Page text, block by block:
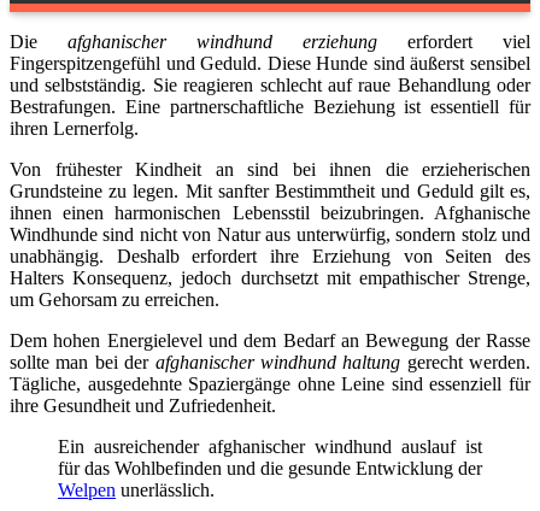
Die afghanischer windhund erziehung erfordert viel
Fingerspitzengefühl und Geduld. Diese Hunde sind äußerst sensibel
und selbstständig. Sie reagieren schlecht auf raue Behandlung oder
Bestrafungen. Eine partnerschaftliche Beziehung ist essentiell für
ihren Lernerfolg.
Von frühester Kindheit an sind bei ihnen die erzieherischen
Grundsteine zu legen. Mit sanfter Bestimmtheit und Geduld gilt es,
ihnen einen harmonischen Lebensstil beizubringen. Afghanische
Windhunde sind nicht von Natur aus unterwürfig, sondern stolz und
unabhängig. Deshalb erfordert ihre Erziehung von Seiten des
Halters Konsequenz, jedoch durchsetzt mit empathischer Strenge,
um Gehorsam zu erreichen.
Dem hohen Energielevel und dem Bedarf an Bewegung der Rasse
sollte man bei der afghanischer windhund haltung gerecht werden.
Tägliche, ausgedehnte Spaziergänge ohne Leine sind essenziell für
ihre Gesundheit und Zufriedenheit.
Ein ausreichender afghanischer windhund auslauf ist
für das Wohlbefinden und die gesunde Entwicklung der
Welpen unerlässlich.